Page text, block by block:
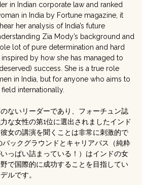
in Indian corporate law and ranked
in India by Fortune magazine, it
her analysis of India’s future
Zia Mody’s background and
lot of pure determination and hard
by how she has managed to
success. She is a true role
in India, but for anyone who aims to
internationally.
ないリーダーであり、フォーチュン誌
な女性の第1位に選出されましたインド
女の講演を聞くことは非常に刺激的で
バックグラウンドとキャリアパス（純粋
っぱい詰まっている！）はインドの女
で国際的に成功することを目指してい
ルです。